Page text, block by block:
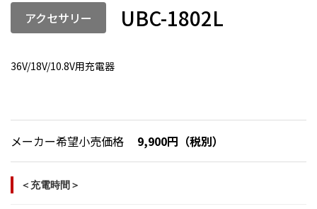
アクセサリー UBC-1802L
36V/18V/10.8V用充電器
メーカー希望小売価格 9,900円（税別）
＜充電時間＞